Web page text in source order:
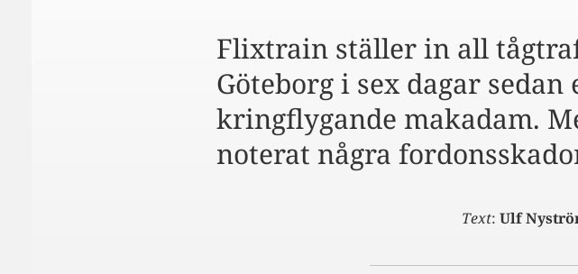
Flixtrain ställer in all
Göteborg i sex dagar
kringflygande makadam.
noterat några
Text: Ulf